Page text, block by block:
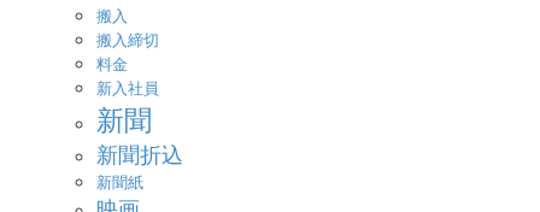
搬入
搬入締切
料金
新入社員
新聞
新聞折込
新聞紙